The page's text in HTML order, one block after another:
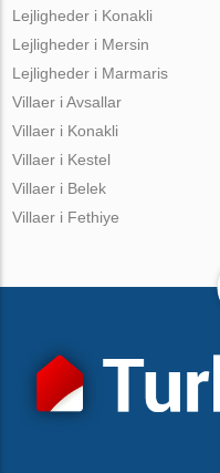
Lejligheder i Konakli
Lejligheder i Mersin
Lejligheder i Marmaris
Villaer i Avsallar
Villaer i Konakli
Villaer i Kestel
Villaer i Belek
Villaer i Fethiye